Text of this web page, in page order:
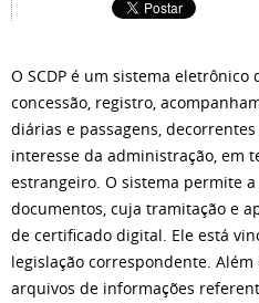
O SCDP é um sistema
concessão, registro,
diárias e passagens,
interesse da administração, em
estrangeiro. O sistema permite
documentos, cuja tramitação e
de certificado digital. Ele está
legislação correspondente.
arquivos de informações